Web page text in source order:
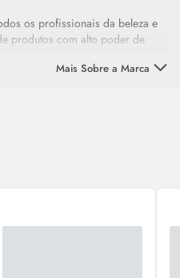
os profissionais da beleza e
produtos com alto poder de
Mais Sobre a Marca